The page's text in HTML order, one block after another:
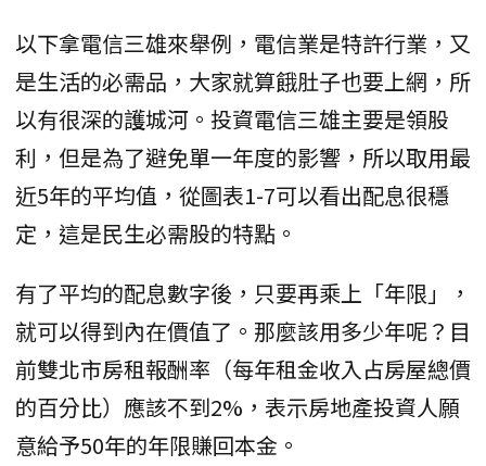
以下拿電信三雄來舉例，電信業是特許行業，又
是生活的必需品，大家就算餓肚子也要上網，所
以有很深的護城河。投資電信三雄主要是領股
利，但是為了避免單一年度的影響，所以取用最
近5年的平均值，從圖表1-7可以看出配息很穩
定，這是民生必需股的特點。
有了平均的配息數字後，只要再乘上「年限」，
就可以得到內在價值了。那麼該用多少年呢？目
前雙北市房租報酬率（每年租金收入占房屋總價
的百分比）應該不到2%，表示房地產投資人願
意給予50年的年限賺回本金。